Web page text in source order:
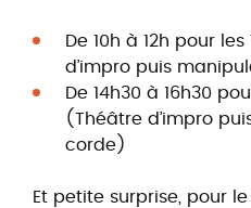
De 10h à 12h pour
d’impro puis
De 14h30 à 16h30
(Théâtre d’impro
corde)
Et petite surprise, pour